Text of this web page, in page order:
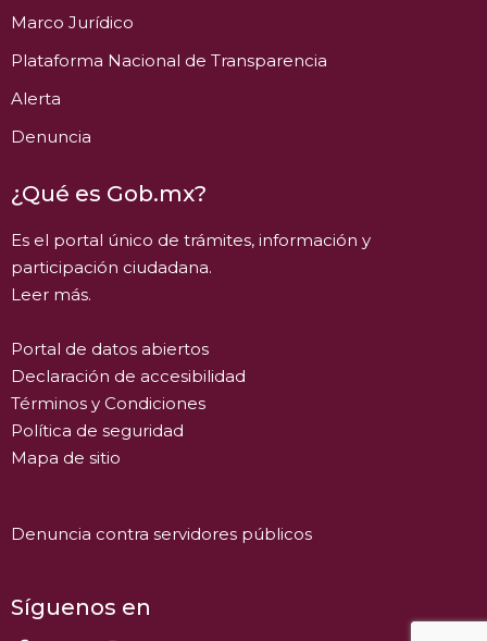
Marco Jurídico
Plataforma Nacional de Transparencia
Alerta
Denuncia
¿Qué es Gob.mx?
Es el portal único de trámites, información y
participación ciudadana.
Leer más.
Portal de datos abiertos
Declaración de accesibilidad
Términos y Condiciones
Política de seguridad
Mapa de sitio
Denuncia contra servidores públicos
Síguenos en